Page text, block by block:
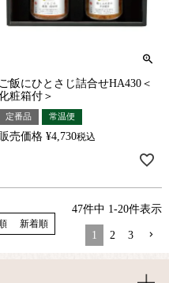
ご飯にひとさじ詰合せHA430＜
粧箱付＞
定番品 常温便
販売価格 ¥4,730税込
新着順
47件中 1-20件表示
1 2 3